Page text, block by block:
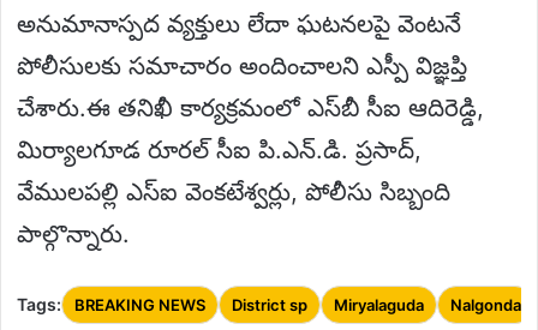
అనుమానాస్పద వ్యక్తులు లేదా ఘటనలపై వెంటనే
పోలీసులకు సమాచారం అందించాలని ఎస్పీ విజ్ఞప్తి
చేశారు.ఈ తనిఖీ కార్యక్రమంలో ఎస్‌బీ సీఐ ఆదిరెడ్డి,
మిర్యాలగూడ రూరల్ సీఐ పి.ఎన్.డి. ప్రసాద్,
వేములపల్లి ఎస్‌ఐ వెంకటేశ్వర్లు, పోలీసు సిబ్బంది
పాల్గొన్నారు.
Tags: BREAKING NEWS District sp Miryalaguda Nalgonda